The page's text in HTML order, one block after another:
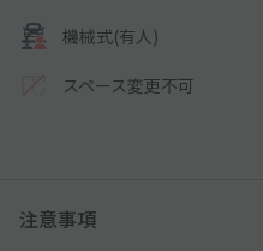
機械式(有人)
スペース変更不可
注意事項